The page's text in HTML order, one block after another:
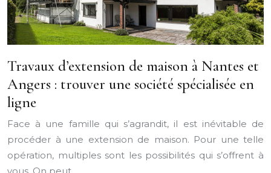
Travaux d’extension de maison à Nantes et
Angers : trouver une société spécialisée en
ligne
Face à une famille qui s’agrandit, il est inévitable de
procéder à une extension de maison. Pour une telle
opération, multiples sont les possibilités qui s’offrent à
vous. On peut…